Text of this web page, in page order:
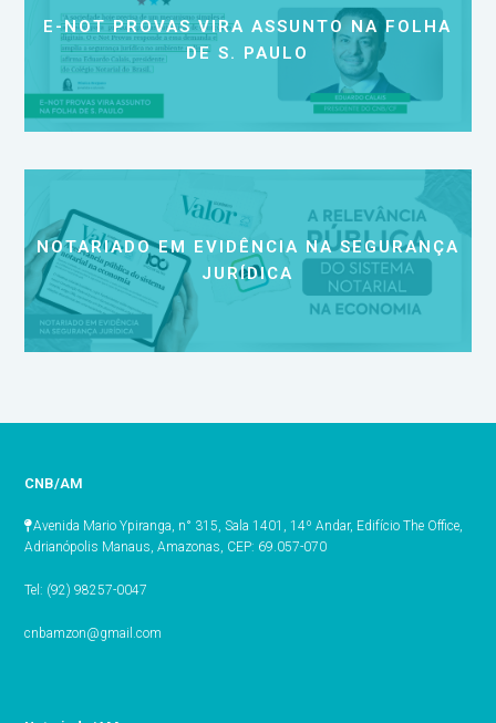
E-NOT PROVAS VIRA ASSUNTO NA FOLHA
DE S. PAULO
NOTARIADO EM EVIDÊNCIA NA SEGURANÇA
JURÍDICA
CNB/AM
Avenida Mario Ypiranga, n° 315, Sala 1401, 14º Andar, Edifício The Office,
Adrianópolis Manaus, Amazonas, CEP: 69.057-070
Tel: (92) 98257-0047
cnbamzon@gmail.com